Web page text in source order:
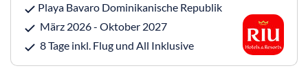
Playa Bavaro Dominikanische Republik
März 2026 - Oktober 2027
8 Tage inkl. Flug und All Inklusive